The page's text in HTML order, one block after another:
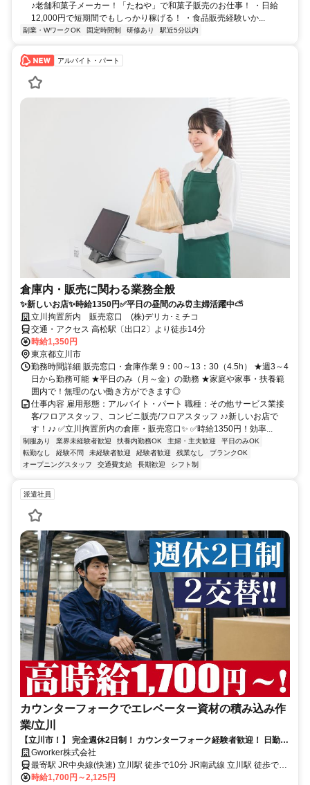
♪老舗和菓子メーカー！「たねや」で和菓子販売のお仕事！ ・日給
12,000円で短期間でもしっかり稼げる！ ・食品販売経験いか...
副業・WワークOK 固定時間制 研修あり 駅近5分以内
アルバイト・パート
倉庫内・販売に関わる業務全般
✨新しいお店✨時給1350円✅平日の昼間のみ⏰主婦活躍中⛅
立川拘置所内 販売窓口 (株)デリカ･ミチコ
交通・アクセス 高松駅〔出口2〕より徒歩14分
時給1,350円
東京都立川市
勤務時間詳細 販売窓口・倉庫作業 9：00～13：30（4.5h） ★週3～4
日から勤務可能 ★平日のみ（月～金）の勤務 ★家庭や家事・扶養範
囲内で！無理のない働き方ができます◎
仕事内容 雇用形態：アルバイト・パート 職種：その他サービス業接
客/フロアスタッフ、コンビニ販売/フロアスタッフ ♪♪新しいお店で
す！♪♪ ✅立川拘置所内の倉庫・販売窓口✨ ✅時給1350円！効率...
制服あり 業界未経験者歓迎 扶養内勤務OK 主婦・主夫歓迎
平日のみOK
転勤なし
経験不問 未経験者歓迎 経験者歓迎 残業なし
ブランクOK
オープニングスタッフ
交通費支給 長期歓迎 シフト制
派遣社員
カウンターフォークでエレベーター資材の積み込み作
業/立川
【立川市！】 完全週休2日制！ カウンターフォーク経験者歓迎！ 日勤の
み！Gworker株式会社
最寄駅 JR中央線(快速) 立川駅 徒歩で10分 JR南武線 立川駅 徒歩で10
分
時給1,700円～2,125円